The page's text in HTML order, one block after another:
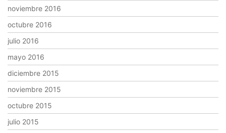
noviembre 2016
octubre 2016
julio 2016
mayo 2016
diciembre 2015
noviembre 2015
octubre 2015
julio 2015